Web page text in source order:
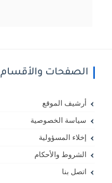
الصفحات والأقسام
أرشيف الموقع
سياسة الخصوصية
إخلاء المسؤولية
الشروط والأحكام
اتصل بنا